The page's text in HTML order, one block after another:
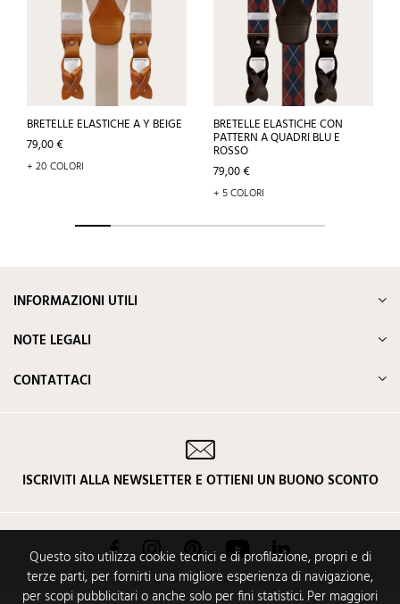
BRETELLE ELASTICHE A Y BEIGE
Prezzo
79,00 €
+ 20 COLORI
BRETELLE ELASTICHE CON
PATTERN A QUADRI BLU E
ROSSO
Prezzo
79,00 €
+ 5 COLORI
Questo sito utilizza cookie tecnici e di profilazione, propri e di
terze parti, per fornirti una migliore esperienza di navigazione,
per scopi pubblicitari o anche solo per fini statistici. Per maggiori
INFORMAZIONI UTILI
NOTE LEGALI
CONTATTACI
ISCRIVITI ALLA NEWSLETTER E OTTIENI UN BUONO SCONTO
FacebookInstagramPinterest YouTube